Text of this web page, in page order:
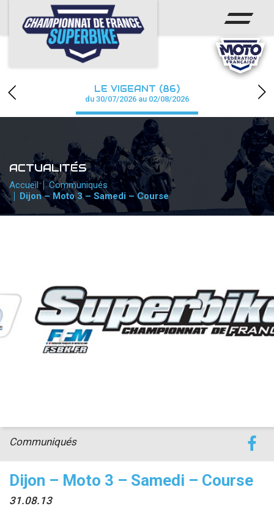
ACCUEIL
CHAMPIONNAT
CALENDRIER
PHOTOS / WEB TV
PARTENAIRES
PRESSE
LE VIGEANT (86)
du 30/07/2026 au 02/08/2026
ACTUALITÉS
Accueil
Communiqués
Dijon – Moto 3 – Samedi – Course
Dijon – Moto 3 – Samedi – Course
31.08.13
Communiqués